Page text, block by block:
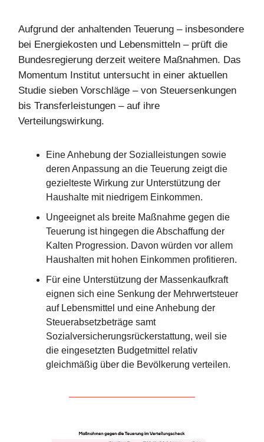
Aufgrund der anhaltenden Teuerung – insbesondere
bei Energiekosten und Lebensmitteln – prüft die
Bundesregierung derzeit weitere Maßnahmen. Das
Momentum Institut untersucht in einer aktuellen
Studie sieben Vorschläge – von Steuersenkungen
bis Transferleistungen – auf ihre
Verteilungswirkung.
Eine Anhebung der Sozialleistungen sowie
deren Anpassung an die Teuerung zeigt die
gezielteste Wirkung zur Unterstützung der
Haushalte mit niedrigem Einkommen.
Ungeeignet als breite Maßnahme gegen die
Teuerung ist hingegen die Abschaffung der
Kalten Progression. Davon würden vor allem
Haushalten mit hohen Einkommen profitieren.
Für eine Unterstützung der Massenkaufkraft
eignen sich eine Senkung der Mehrwertsteuer
auf Lebensmittel und eine Anhebung der
Steuerabsetzbeträge samt
Sozialversicherungsrückerstattung, weil sie
die eingesetzten Budgetmittel relativ
gleichmäßig über die Bevölkerung verteilen.